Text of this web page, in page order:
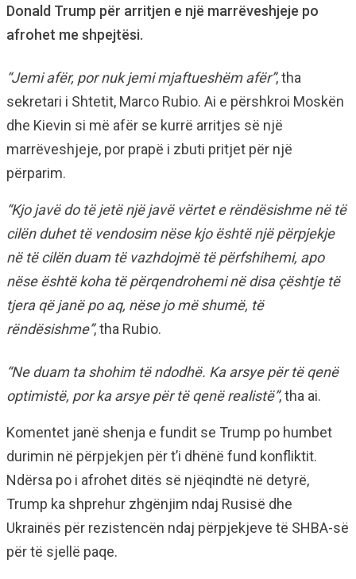
Donald Trump për arritjen e një marrëveshjeje po
afrohet me shpejtësi.
“Jemi afër, por nuk jemi mjaftueshëm afër”, tha
sekretari i Shtetit, Marco Rubio. Ai e përshkroi Moskën
dhe Kievin si më afër se kurrë arritjes së një
marrëveshjeje, por prapë i zbuti pritjet për një
përparim.
“Kjo javë do të jetë një javë vërtet e rëndësishme në të
cilën duhet të vendosim nëse kjo është një përpjekje
në të cilën duam të vazhdojmë të përfshihemi, apo
nëse është koha të përqendrohemi në disa çështje të
tjera që janë po aq, nëse jo më shumë, të
rëndësishme”, tha Rubio.
“Ne duam ta shohim të ndodhë. Ka arsye për të qenë
optimistë, por ka arsye për të qenë realistë”, tha ai.
Komentet janë shenja e fundit se Trump po humbet
durimin në përpjekjen për t’i dhënë fund konfliktit.
Ndërsa po i afrohet ditës së njëqindtë në detyrë,
Trump ka shprehur zhgënjim ndaj Rusisë dhe
Ukrainës për rezistencën ndaj përpjekjeve të SHBA-së
për të sjellë paqe.